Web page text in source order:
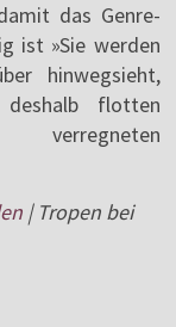
das Genre-
ist »Sie werden
hinwegsieht,
deshalb flotten
| Tropen bei